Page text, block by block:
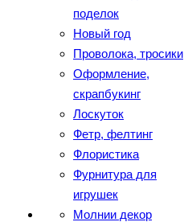
поделок
Новый год
Проволока, тросики
Оформление,
скрапбукинг
Лоскуток
Фетр, фелтинг
Флористика
Фурнитура для
игрушек
Молнии декор